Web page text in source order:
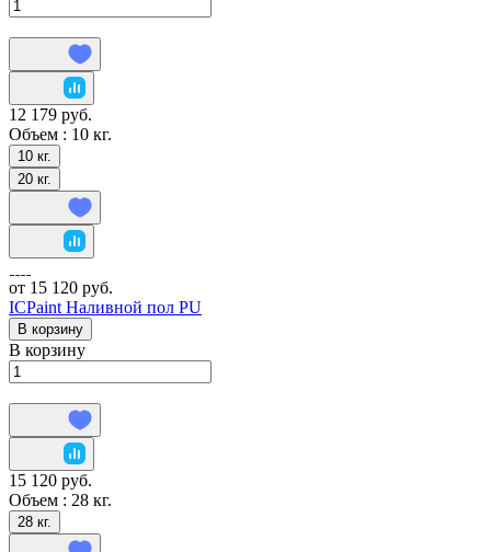
12 179 руб.
Объем : 10 кг.
10 кг.
20 кг.
от 15 120 руб.
ICPaint Наливной пол PU
В корзину
В корзину
15 120 руб.
Объем : 28 кг.
28 кг.